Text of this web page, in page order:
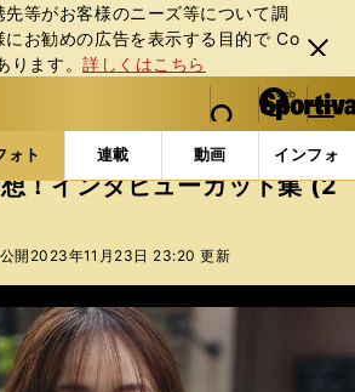
等がお客様のニーズ等について調
お勧めの広告を表⽰する⽬的で Co
ります。詳しくはこちら
閉じ
る
web Sportiva (webスポルティーバ)
検索
マイペ
ー
ジ
メニュ
ォト 連載 動画 インフォ
高田秋の競馬予想！インタビューカ
！インタビューカット集 (2
開 2023年11月23日 23:20 更新